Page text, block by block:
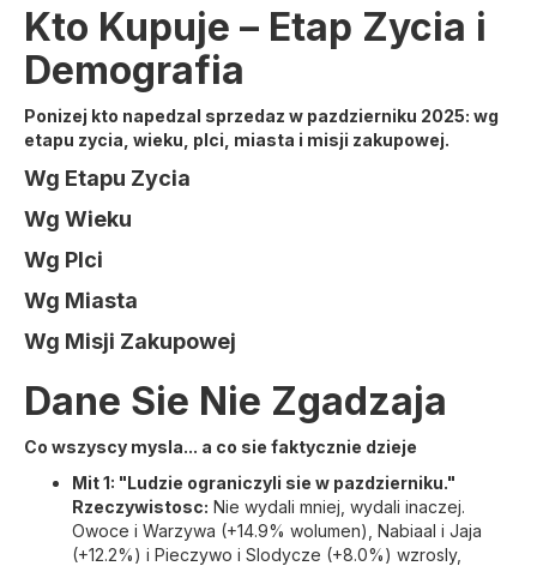
Kto Kupuje – Etap Zycia i
Demografia
Ponizej kto napedzal sprzedaz w pazdzierniku 2025: wg
etapu zycia, wieku, plci, miasta i misji zakupowej.
Wg Etapu Zycia
Wg Wieku
Wg Plci
Wg Miasta
Wg Misji Zakupowej
Dane Sie Nie Zgadzaja
Co wszyscy mysla... a co sie faktycznie dzieje
Mit 1: "Ludzie ograniczyli sie w pazdzierniku."
Rzeczywistosc: Nie wydali mniej, wydali inaczej.
Owoce i Warzywa (+14.9% wolumen), Nabiaal i Jaja
(+12.2%) i Pieczywo i Slodycze (+8.0%) wzrosly,